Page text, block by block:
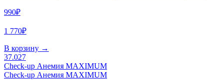
990₽
1 770₽
В корзину →
37.027
Check-up Анемия MAXIMUM
Check-up Анемия MAXIMUM